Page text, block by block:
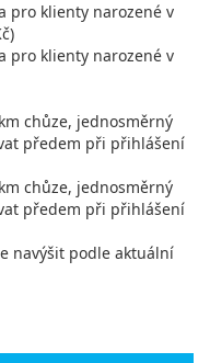
pro klienty narozené v
pro klienty narozené v
chůze, jednosměrný
předem při přihlášení
chůze, jednosměrný
předem při přihlášení
navýšit podle aktuální